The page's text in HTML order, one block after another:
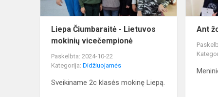
Liepa Čiumbaraitė - Lietuvos
mokinių vicečempionė
Paskelbta: 2024-10-22
Kategorija: Didžiuojamės
Sveikiname 2c klasės mokinę Liepą.
Ant